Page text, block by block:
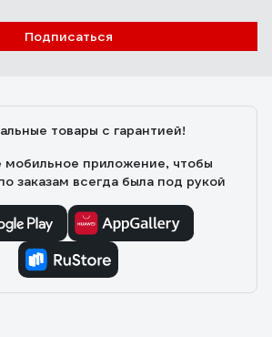
Подписаться
товары с гарантией!
мобильное приложение, чтобы
заказам всегда была под рукой